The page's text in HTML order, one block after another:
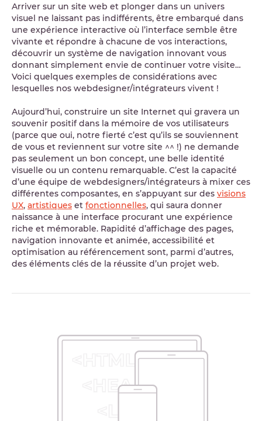
Arriver sur un site web et plonger dans un univers
visuel ne laissant pas indifférents, être embarqué dans
une expérience interactive où l’interface semble être
vivante et répondre à chacune de vos interactions,
découvrir un système de navigation innovant vous
donnant simplement envie de continuer votre visite…
Voici quelques exemples de considérations avec
lesquelles nos webdesigner/intégrateurs vivent !
Aujourd’hui, construire un site Internet qui gravera un
souvenir positif dans la mémoire de vos utilisateurs
(parce que oui, notre fierté c’est qu’ils se souviennent
de vous et reviennent sur votre site ^^ !) ne demande
pas seulement un bon concept, une belle identité
visuelle ou un contenu remarquable. C’est la capacité
d’une équipe de webdesigners/intégrateurs à mixer ces
différentes composantes, en s’appuyant sur des visions
UX, artistiques et fonctionnelles, qui saura donner
naissance à une interface procurant une expérience
riche et mémorable. Rapidité d’affichage des pages,
navigation innovante et animée, accessibilité et
optimisation au référencement sont, parmi d’autres,
des éléments clés de la réussite d’un projet web.